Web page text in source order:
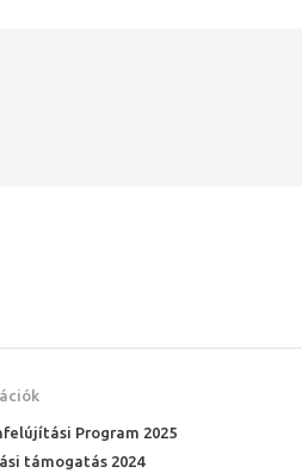
Program 2025
támogatás 2024